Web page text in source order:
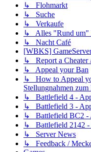
↳ Flohmarkt
↳ Suche
↳ Verkaufe
↳ Alles "Rund um"
↳ Nacht Café
[WBKS]
↳ Report a Cheater
↳ Appeal your Ban
↳ How to Appeal
Stellungnahmen zum
↳ Battlefield 4 -
↳ Battlefield 3 -
↳ Battlefield BC2 -
↳ Battlefield 2142 -
↳ Server News
↳ Feedback /